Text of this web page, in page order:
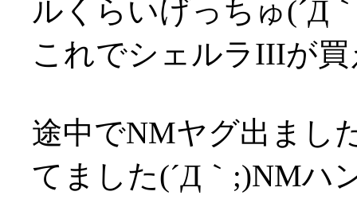
ルくらいげっちゅ(´Д
これでシェルラIIIが
途中でNMヤグ出まし
てました(´Д｀;)NMハ